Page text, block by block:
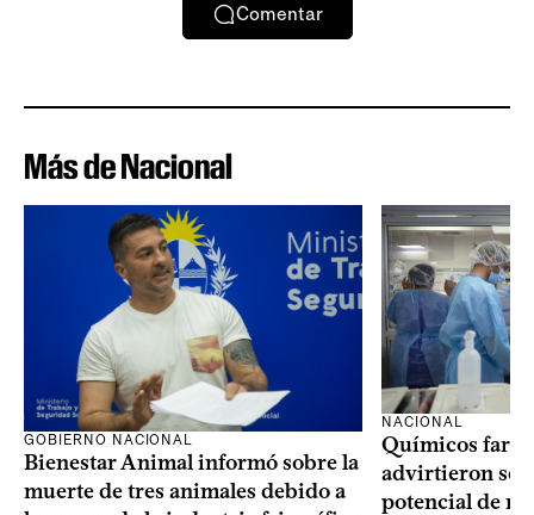
Comentar
Más de Nacional
GOBIERNO NACIONAL
Bienestar Animal informó sobre la
muerte de tres animales debido a
NACIONAL
Químicos
advirtieron
potencial de